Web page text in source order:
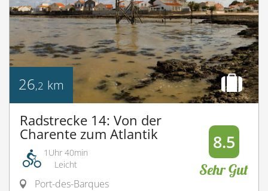
26,2 km
Radstrecke 14: Von der
Charente zum Atlantik
1Uhr 40min
Leicht
Port-des-Barques
8.5
Sehr Gut